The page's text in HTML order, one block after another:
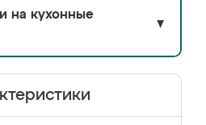
на кухонные
▼